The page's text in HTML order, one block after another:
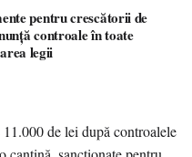
pentru crescătorii de
controale în toate
legii